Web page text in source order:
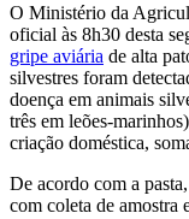
O Ministério da
oficial às 8h30 desta
gripe aviária de alta
silvestres foram
doença em animais
três em leões-
criação doméstica,
De acordo com a
com coleta de amostra